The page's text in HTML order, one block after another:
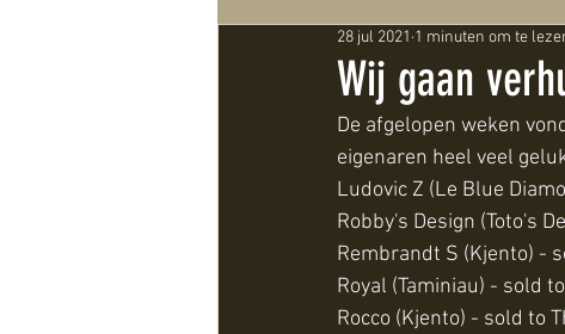
Wij gaan
28 jul 2021 1 minuten om te
De afgelopen weken
eigenaren heel veel
Ludovic Z (Le Blue
Robby's Design (Toto's
Rembrandt S (Kjento) -
Royal (Taminiau) - sold
Rocco (Kjento) - sold to